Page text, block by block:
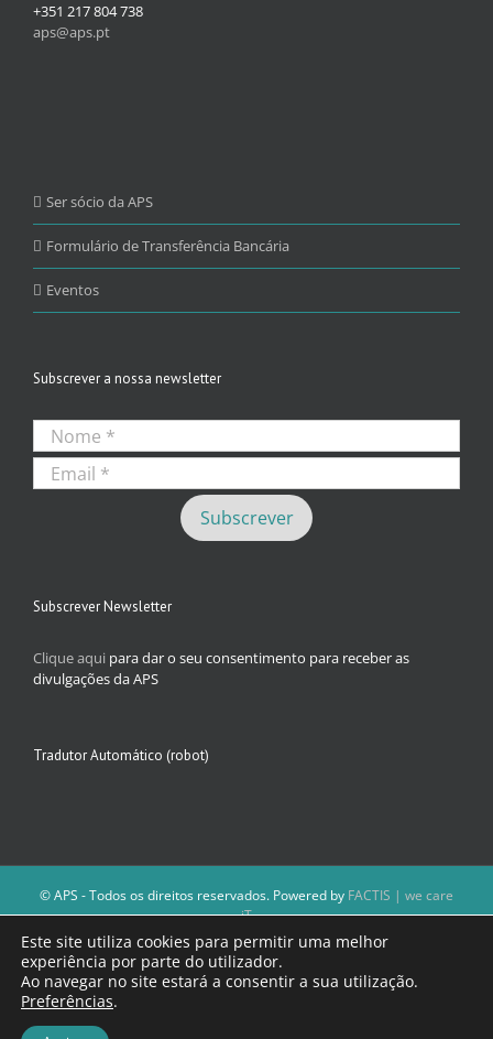
+351 217 804 738
aps@aps.pt
Ser sócio da APS
Formulário de Transferência Bancária
Eventos
Subscrever a nossa newsletter
Subscrever Newsletter
Clique aqui para dar o seu consentimento para receber as
divulgações da APS
Tradutor Automático (robot)
© APS - Todos os direitos reservados. Powered by FACTIS | we care
iT
A Direção da APS reserva-se o direito de não publicar conteúdos que
violem as leis nacionais.
Os textos assinados e as imagens depositadas são da inteira
Este site utiliza cookies para permitir uma melhor
experiência por parte do utilizador.
Ao navegar no site estará a consentir a sua utilização.
Preferências.